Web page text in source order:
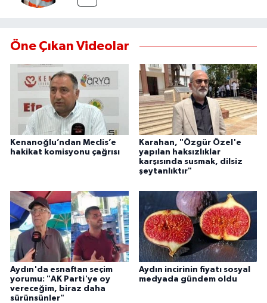
Öne Çıkan Videolar
Kenanoğlu’ndan Meclis’e
hakikat komisyonu çağrısı
Karahan, "Özgür Özel'e
yapılan haksızlıklar
karşısında susmak, dilsiz
şeytanlıktır"
Aydın'da esnaftan seçim
yorumu: "AK Parti'ye oy
vereceğim, biraz daha
sürünsünler"
Aydın incirinin fiyatı sosyal
medyada gündem oldu
ŞİRKET HABERLERİ
SPOR
TEKNOLOJİ
YAŞAM
YEREL
AFYONKARAHİSAR
AYDIN
DENİZLİ